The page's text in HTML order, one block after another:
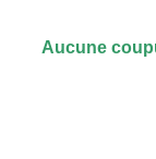
Aucune